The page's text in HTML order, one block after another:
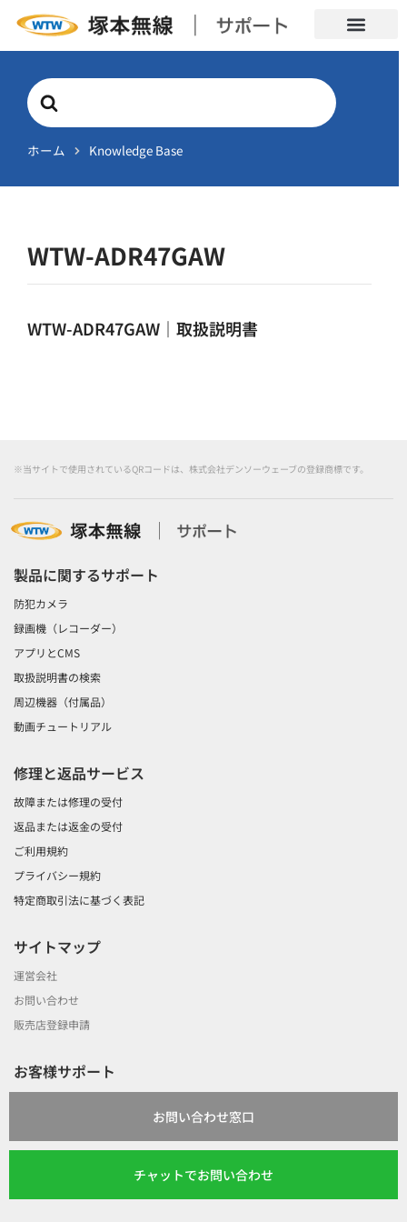
Search
For
ホーム Knowledge Base
WTW-ADR47GAW
WTW-ADR47GAW｜取扱説明書
※当サイトで使用されているQRコードは、株式会社デンソーウェーブの登録商標です。
製品に関するサポート
防犯カメラ
録画機（レコーダー）
アプリとCMS
取扱説明書の検索
周辺機器（付属品）
動画チュートリアル
修理と返品サービス
故障または修理の受付
返品または返金の受付
ご利用規約
プライバシー規約
特定商取引法に基づく表記
サイトマップ
運営会社
お問い合わせ
販売店登録申請
お客様サポート
お問い合わせ窓口
チャットでお問い合わせ